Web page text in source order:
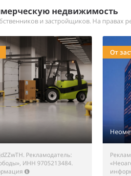
недвижимость
и застройщиков. На правах
Рекламодатель:
ИНН 9705213484.
От